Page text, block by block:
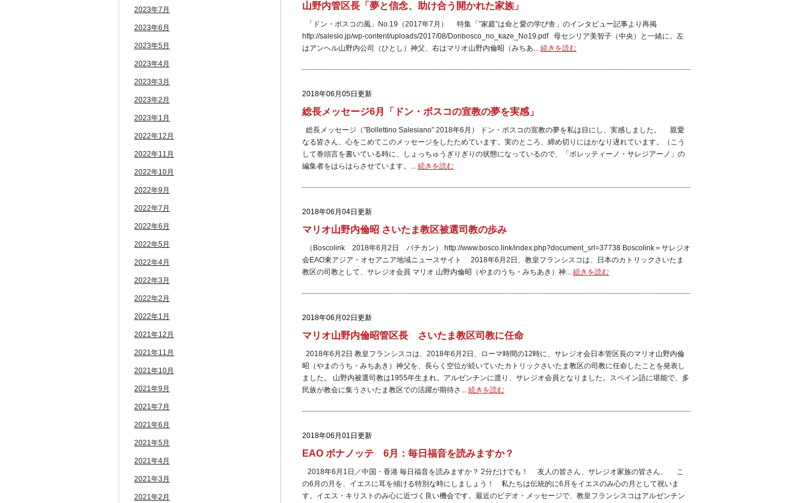
2023年7月
2023年6月
2023年5月
2023年4月
2023年3月
2023年2月
2023年1月
2022年12月
2022年11月
2022年10月
2022年9月
2022年7月
2022年6月
2022年5月
2022年4月
2022年3月
2022年2月
2022年1月
2021年12月
2021年11月
2021年10月
2021年9月
2021年7月
2021年6月
2021年5月
2021年4月
2021年3月
2021年2月
山野内管区長「夢と信念、助け合う開かれた家族」
「ドン・ボスコの風」No.19（2017年7月） 特集「”家庭”は命と愛の学び舎」のインタビュー記事より再掲
http://salesio.jp/wp-content/uploads/2017/08/Donbosco_no_kaze_No19.pdf 母セシリア美智子（中央）と一緒に。左
はアンヘル山野内公司（ひとし）神父、右はマリオ山野内倫昭（みちあ... 続きを読む
2018年06月05日更新
総長メッセージ6月「ドン・ボスコの宣教の夢を実感」
総長メッセージ（”Bollettino Salesiano” 2018年6月） ドン・ボスコの宣教の夢を私は目にし、実感しました。 親愛
なる皆さん、心をこめてこのメッセージをしたためています。実のところ、締め切りにはかなり遅れています。（こう
して巻頭言を書いている時に、しょっちゅうぎりぎりの状態になっているので、「ボレッティーノ・サレジアーノ」の
編集者をはらはらさせています。... 続きを読む
2018年06月04日更新
マリオ山野内倫昭 さいたま教区被選司教の歩み
（Boscolink 2018年6月2日 バチカン） http://www.bosco.link/index.php?document_srl=37738 Boscolink＝サレジオ
会EAO東アジア・オセアニア地域ニュースサイト 2018年6月2日、教皇フランシスコは、日本のカトリックさいたま
教区の司教として、サレジオ会員 マリオ 山野内倫昭（やまのうち・みちあき）神... 続きを読む
2018年06月02日更新
マリオ山野内倫昭管区長 さいたま教区司教に任命
2018年6月2日 教皇フランシスコは、2018年6月2日、ローマ時間の12時に、サレジオ会日本管区長のマリオ山野内倫
昭（やまのうち・みちあき）神父を、長らく空位が続いていたカトリックさいたま教区の司教に任命したことを発表し
ました。 山野内被選司教は1955年生まれ。アルゼンチンに渡り、サレジオ会員となりました。スペイン語に堪能で、多
民族が教会に集うさいたま教区での活躍が期待さ... 続きを読む
2018年06月01日更新
EAO ボナノッテ 6月：毎日福音を読みますか？
2018年6月1日／中国・香港 毎日福音を読みますか？ 2分だけでも！ 友人の皆さん、サレジオ家族の皆さん、 こ
の6月の月を、イエスに耳を傾ける特別な時にしましょう！ 私たちは伝統的に6月をイエスのみ心の月として祝いま
す。イエス・キリストのみ心に近づく良い機会です。最近のビデオ・メッセージで、教皇フランシスコはアルゼンチン